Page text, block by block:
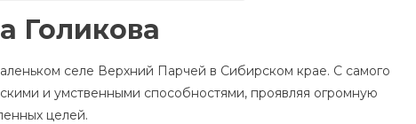
Голикова
селе Верхний Парчей в Сибирском крае. С самого
и умственными способностями, проявляя огромную
целей.